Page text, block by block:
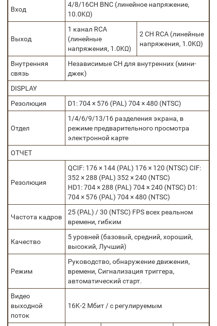
Вход
4/8/16CH BNC (линейное напряжение,
10.0KΩ)
Выход
1 канал RCA
(линейные
напряжения, 1.0KΩ)
2 CH RCA (линейные
напряжения, 1.0KΩ)
Внутренняя
связь
Независимые CH для внутренних (мини-
джек)
DISPLAY
Резолюция
D1: 704 × 576 (PAL) 704 × 480 (NTSC)
Отдел
1/4/6/9/13/16 разделения экрана, в
режиме предварительного просмотра
электронной карте
ОТЧЕТ
Резолюция
QCIF: 176 × 144 (PAL) 176 × 120 (NTSC) CIF:
352 × 288 (PAL) 352 × 240 (NTSC)
HD1: 704 × 288 (PAL) 704 × 240 (NTSC) D1:
704 × 576 (PAL) 704 × 480 (NTSC)
Частота кадров
25 (PAL) / 30 (NTSC) FPS всех реальном
времени, гибким
Качество
5 уровней (базовый, средний, хороший,
высокий, Лучший)
Режим
Руководство, обнаружение движения,
времени, Сигнализация триггера,
автоматический старт.
Видео
выходной
поток
16K-2 Мбит / с регулируемым